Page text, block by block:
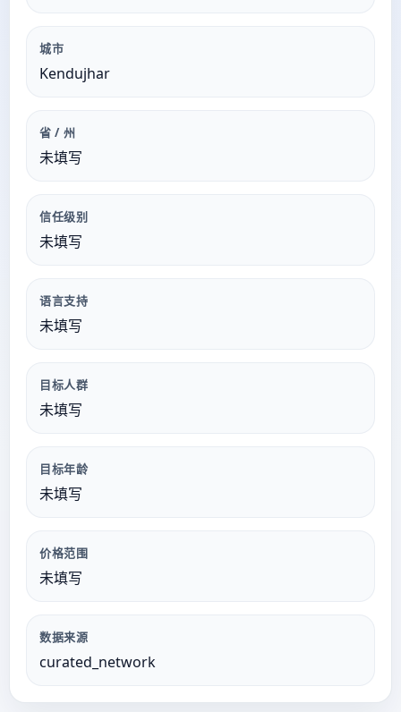
城市
Kendujhar
省 / 州
未填写
信任级别
未填写
语言支持
未填写
目标人群
未填写
目标年龄
未填写
价格范围
未填写
数据来源
curated_network